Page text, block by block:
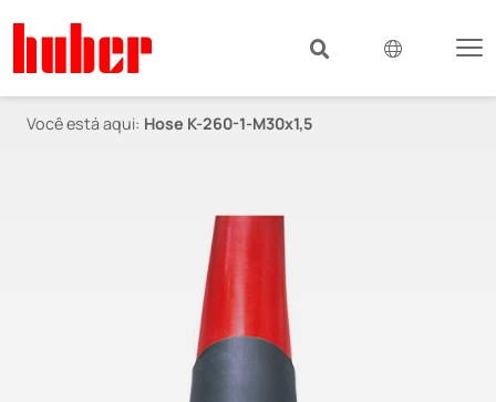
Você está aqui: Hose K-260-1-M30x1,5